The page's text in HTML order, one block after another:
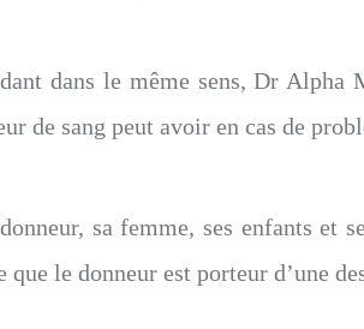
dans le même sens, Dr Alpha
de sang peut avoir en cas de
sa femme, ses enfants et
que le donneur est porteur d’une